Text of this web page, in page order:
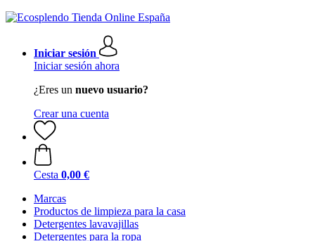
Iniciar sesión
Iniciar sesión ahora
¿Eres un nuevo usuario?
Crear una cuenta
Cesta 0,00 €
Marcas
Productos de limpieza para la casa
Detergentes lavavajillas
Detergentes para la ropa